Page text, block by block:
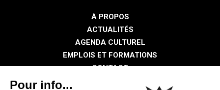
À PROPOS
ACTUALITÉS
AGENDA CULTUREL
EMPLOIS ET FORMATIONS
CONTACT